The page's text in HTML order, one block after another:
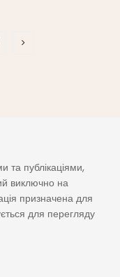
та публікаціями,
виключно на
призначена для
для перегляду